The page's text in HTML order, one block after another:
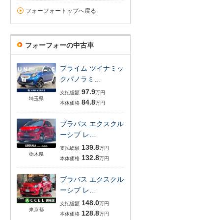
フォーフォートップへ戻る
フォーフォーの中古車
埼玉県
プライム ツイナミッ
クパノラミ…
支払総額 97.9万円
本体価格 84.8万円
栃木県
ブラバス エクスクル
ーシブ レ…
支払総額 139.8万円
本体価格 132.8万円
東京都
ブラバス エクスクル
ーシブ レ…
支払総額 148.0万円
本体価格 128.8万円